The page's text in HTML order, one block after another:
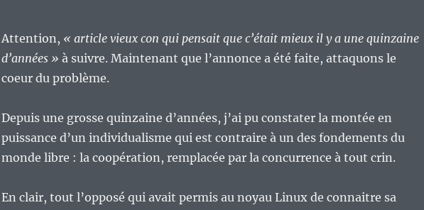
Attention, « article vieux con qui pensait que c’était mieux il y a une quinzaine
d’années » à suivre. Maintenant que l’annonce a été faite, attaquons le
coeur du problème.
Depuis une grosse quinzaine d’années, j’ai pu constater la montée en
puissance d’un individualisme qui est contraire à un des fondements du
monde libre : la coopération, remplacée par la concurrence à tout crin.
En clair, tout l’opposé qui avait permis au noyau Linux de connaitre sa